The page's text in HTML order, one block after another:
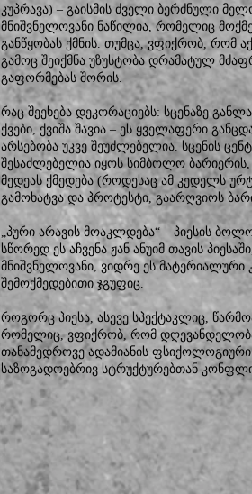
კუპრავა) – გაისმის ძველი ბერძნული
მნიშვნელოვანი ნაწილია, რომელიც
განწყობას ქმნის. თუმცა, ვფიქრობ, რომ
გამოც შეიქმნა უზუსტობა დრამატულ
გაფორმებას შორის.
რაც შეეხება დეკორაციებს: სცენაზე
ქვები, ქვიშა შავია – ეს ყველაფერი
არსებობა უკვე შეუძლებელია. სცენის
შესაძლებელია იყოს სიმბოლო
მედეას ქმედება (როდესაც ამ კედელს
გამოხატვა და პროტესტი, გაარღვიოს
„პური არავის მოაკლდება“ – პიესის
სწორედ ეს აჩვენა ჟან ანუიმ თავის
მნიშვნელოვანი, ვიდრე ეს მატერიალური
შემოქმედებითი ჯგუფიც.
როგორც პიესა, ასევე სპექტაკლიც,
რომელიც, ვფიქრობ, რომ
თანამედროვე ადამიანის
საზოგადოებრივ სტრუქტურებთან